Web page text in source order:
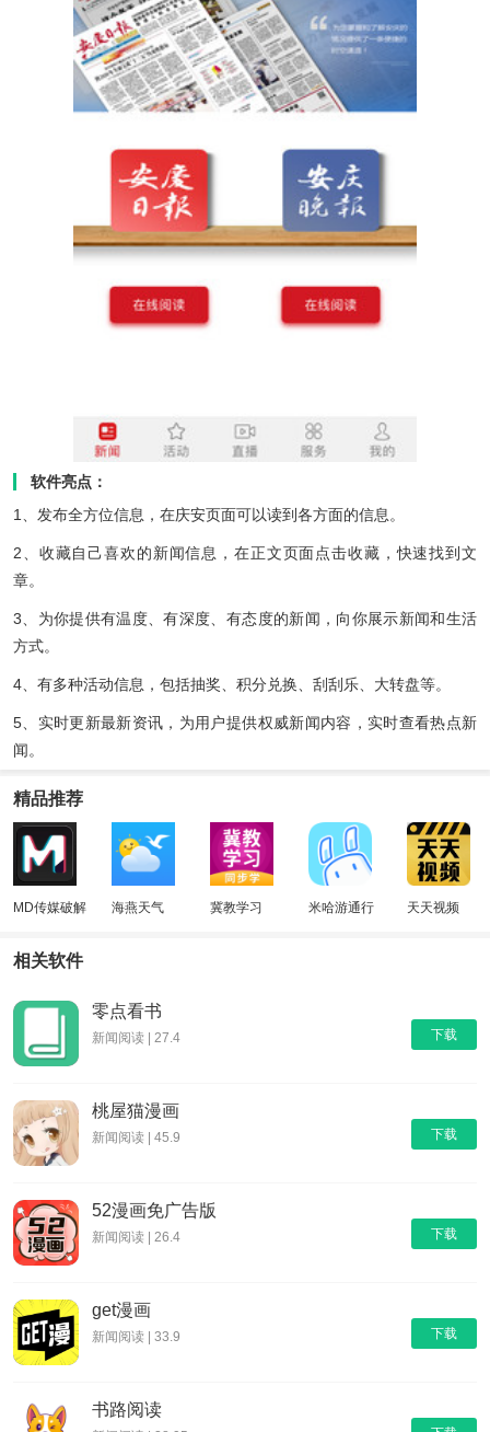
软件亮点：
1、发布全方位信息，在庆安页面可以读到各方面的信息。
2、收藏自己喜欢的新闻信息，在正文页面点击收藏，快速找到文
章。
3、为你提供有温度、有深度、有态度的新闻，向你展示新闻和生活
方式。
4、有多种活动信息，包括抽奖、积分兑换、刮刮乐、大转盘等。
5、实时更新最新资讯，为用户提供权威新闻内容，实时查看热点新
闻。
精品推荐
MD传媒破解
海燕天气 冀教学习
米哈游通行
天天视频
相关软件
下载
零点看书
新闻阅读 | 27.4
下载
桃屋猫漫画
新闻阅读 | 45.9
下载
52漫画免广告版
新闻阅读 | 26.4
下载
get漫画
新闻阅读 | 33.9
书路阅读